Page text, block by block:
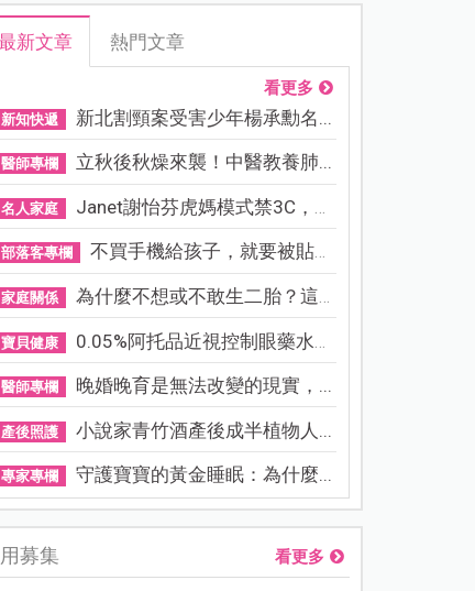
新文章 熱門文章
看更多
新知快遞 新北割頸案受害少年楊承勳名...
醫師專欄 立秋後秋燥來襲！中醫教養肺...
名人家庭 Janet謝怡芬虎媽模式禁3C，看...
部落客專欄 不買手機給孩子，就要被貼「...
家庭關係 為什麼不想或不敢生二胎？這8...
寶貝健康 0.05%阿托品近視控制眼藥水納...
醫師專欄 晚婚晚育是無法改變的現實，...
產後照護 小說家青竹酒產後成半植物人...
專家專欄 守護寶寶的黃金睡眠：為什麼...
募集 看更多